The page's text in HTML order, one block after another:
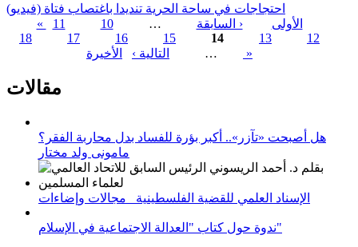
احتجاجات في ساحة الحرية تنديدا باغتصاب فتاة (فيديو)
الصفحات
« الأولى ‹ السابقة …
10
11
12
13
14
15
16
17
18
…
التالية › الأخيرة »
مقالات
هل أصبحت «تآزر».. أكبر بؤرة للفساد بدل محاربة الفقر؟
مامونى ولد مختار
الإسناد العلمي للقضية الفلسطينية_ مجالات وإضاءات
ندوة حول كتاب "العدالة الاجتماعية في الإسلام"